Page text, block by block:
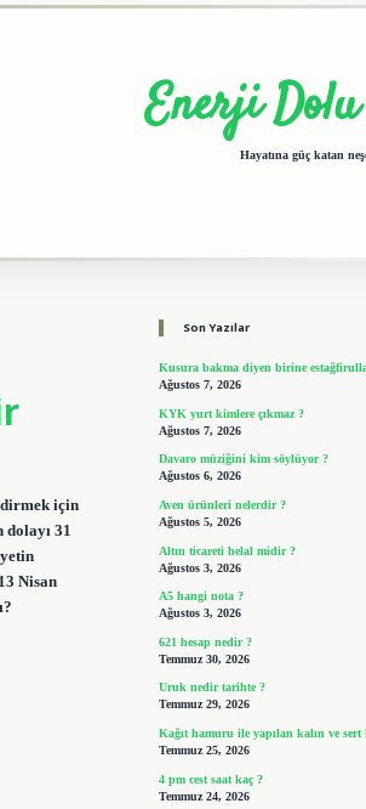
Enerji
Hayatına güç katan
için
31
Nisan
Son Yazılar
Kusura bakma diyen birine
Ağustos 7, 2026
KYK yurt kimlere çıkmaz ?
Ağustos 7, 2026
Davaro müziğini kim söylüyor ?
Ağustos 6, 2026
Aven ürünleri nelerdir ?
Ağustos 5, 2026
Altın ticareti helal midir ?
Ağustos 3, 2026
A5 hangi nota ?
Ağustos 3, 2026
621 hesap nedir ?
Temmuz 30, 2026
Uruk nedir tarihte ?
Temmuz 29, 2026
Kağıt hamuru ile yapılan kalın ve sert
Temmuz 25, 2026
4 pm cest saat kaç ?
Temmuz 24, 2026